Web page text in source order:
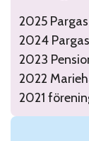
2025
2024
2023
2022
2021